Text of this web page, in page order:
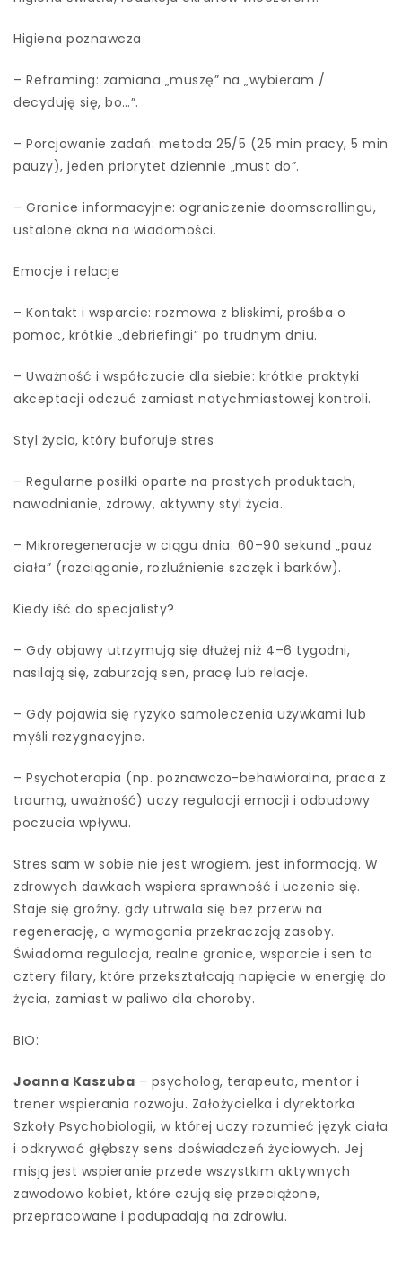
Higiena poznawcza
– Reframing: zamiana „muszę” na „wybieram /
decyduję się, bo…”.
– Porcjowanie zadań: metoda 25/5 (25 min pracy, 5 min
pauzy), jeden priorytet dziennie „must do”.
– Granice informacyjne: ograniczenie doomscrollingu,
ustalone okna na wiadomości.
Emocje i relacje
– Kontakt i wsparcie: rozmowa z bliskimi, prośba o
pomoc, krótkie „debriefingi” po trudnym dniu.
– Uważność i współczucie dla siebie: krótkie praktyki
akceptacji odczuć zamiast natychmiastowej kontroli.
Styl życia, który buforuje stres
– Regularne posiłki oparte na prostych produktach,
nawadnianie, zdrowy, aktywny styl życia.
– Mikroregeneracje w ciągu dnia: 60–90 sekund „pauz
ciała” (rozciąganie, rozluźnienie szczęk i barków).
Kiedy iść do specjalisty?
– Gdy objawy utrzymują się dłużej niż 4–6 tygodni,
nasilają się, zaburzają sen, pracę lub relacje.
– Gdy pojawia się ryzyko samoleczenia używkami lub
myśli rezygnacyjne.
– Psychoterapia (np. poznawczo-behawioralna, praca z
traumą, uważność) uczy regulacji emocji i odbudowy
poczucia wpływu.
Stres sam w sobie nie jest wrogiem, jest informacją. W
zdrowych dawkach wspiera sprawność i uczenie się.
Staje się groźny, gdy utrwala się bez przerw na
regenerację, a wymagania przekraczają zasoby.
Świadoma regulacja, realne granice, wsparcie i sen to
cztery filary, które przekształcają napięcie w energię do
życia, zamiast w paliwo dla choroby.
BIO:
Joanna Kaszuba – psycholog, terapeuta, mentor i
trener wspierania rozwoju. Założycielka i dyrektorka
Szkoły Psychobiologii, w której uczy rozumieć język ciała
i odkrywać głębszy sens doświadczeń życiowych. Jej
misją jest wspieranie przede wszystkim aktywnych
zawodowo kobiet, które czują się przeciążone,
przepracowane i podupadają na zdrowiu.